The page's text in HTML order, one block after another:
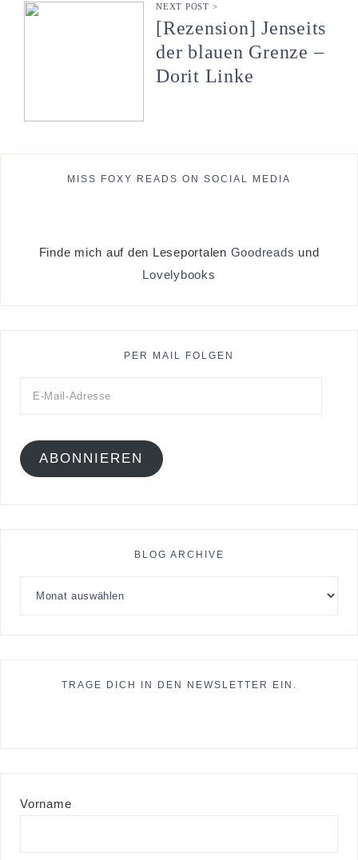
NEXT POST >
[Rezension] Jenseits
der blauen Grenze –
Dorit Linke
MISS FOXY READS ON SOCIAL MEDIA
Finde mich auf den Leseportalen Goodreads und
Lovelybooks
PER MAIL FOLGEN
ABONNIEREN
BLOG ARCHIVE
TRAGE DICH IN DEN NEWSLETTER EIN.
Vorname